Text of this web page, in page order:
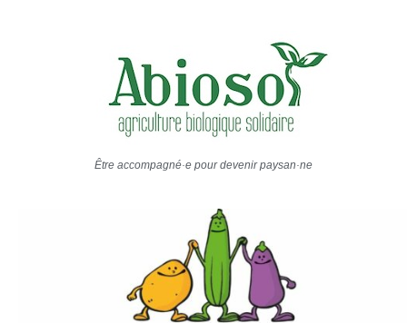
Être accompagné·e pour devenir paysan·ne